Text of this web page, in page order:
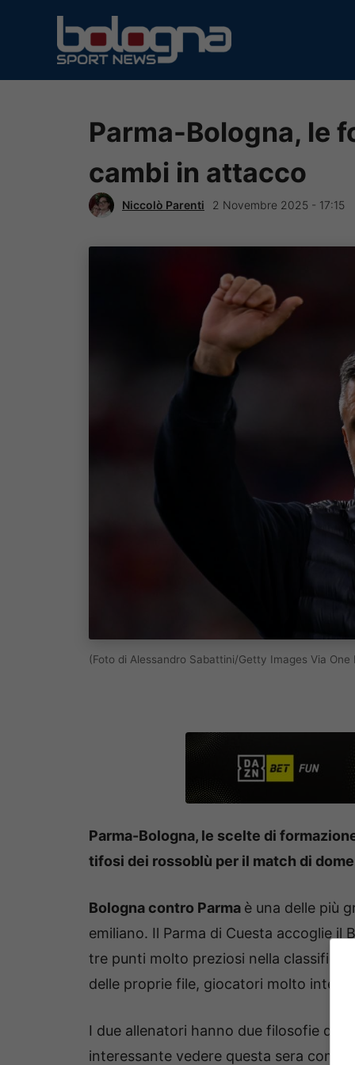
contenuto
Parma-Bologna, le
cambi in attacco
Niccolò Parenti 2 Novembre 2025 - 17:15
(Foto di Alessandro Sabattini/Getty Images Via One
Parma-Bologna, le scelte di
tifosi dei rossoblù per il match di
Bologna contro Parma è una delle più
emiliano. Il Parma di Cuesta accoglie il
tre punti molto preziosi nella classifica
delle proprie file, giocatori molto
I due allenatori hanno due filosofie di
interessante vedere questa sera come